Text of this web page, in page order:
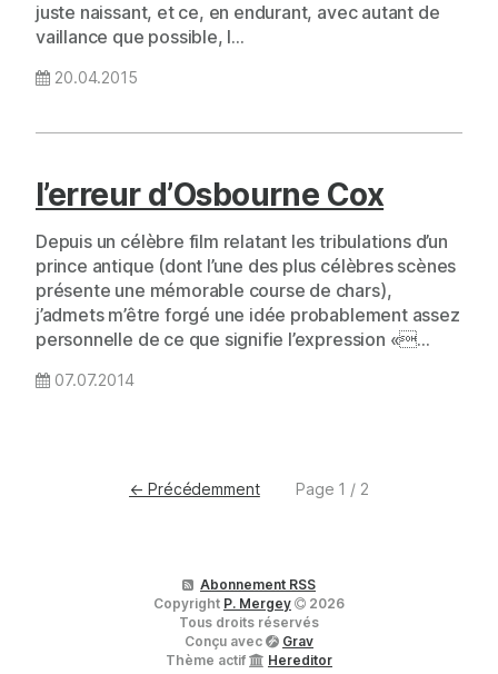
juste naissant, et ce, en endurant, avec autant de
vaillance que possible, l…
20.04.2015
l’erreur d’Osbourne Cox
Depuis un célèbre film relatant les tribulations d’un
prince antique (dont l’une des plus célèbres scènes
présente une mémorable course de chars),
j’admets m’être forgé une idée probablement assez
personnelle de ce que signifie l’expression «…
07.07.2014
← Précédemment Page 1 / 2
Abonnement RSS
Copyright P. Mergey
2026
Tous droits réservés
Conçu avec
Grav
Thème actif
Hereditor